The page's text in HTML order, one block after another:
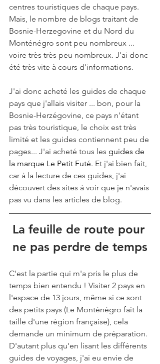
centres touristiques de chaque pays.
Mais, le nombre de blogs traitant de
Bosnie-Herzegovine et du Nord du
Monténégro sont peu nombreux ...
voire très très peu nombreux. J'ai donc
été très vite à cours d'informations.
J'ai donc acheté les guides de chaque
pays que j'allais visiter ... bon, pour la
Bosnie-Herzégovine, ce pays n'étant
pas très touristique, le choix est très
limité et les guides contiennent peu de
pages... J'ai acheté tous les guides de
la marque Le Petit Futé. Et j'ai bien fait,
car à la lecture de ces guides, j'ai
découvert des sites à voir que je n'avais
pas vu dans les articles de blog.
La feuille de route pour
ne pas perdre de temps
C'est la partie qui m'a pris le plus de
temps bien entendu ! Visiter 2 pays en
l'espace de 13 jours, même si ce sont
des petits pays (Le Monténégro fait la
taille d'une région française), cela
demande un minimum de préparation.
D'autant plus qu'en lisant les différents
guides de voyages, j'ai eu envie de